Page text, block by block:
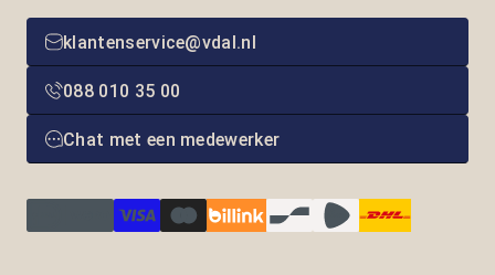
klantenservice@vdal.nl
088 010 35 00
Chat met een medewerker